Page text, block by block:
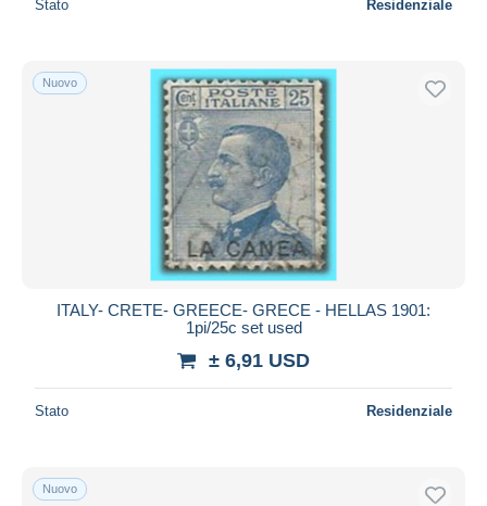
Stato Residenziale
Nuovo
ITALY- CRETE- GREECE- GRECE - HELLAS 1901:
1pi/25c set used
± 6,91 USD
Stato Residenziale
Nuovo